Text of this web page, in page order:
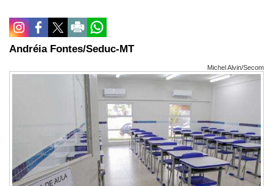
Andréia Fontes/Seduc-MT
Michel Alvin/Secom